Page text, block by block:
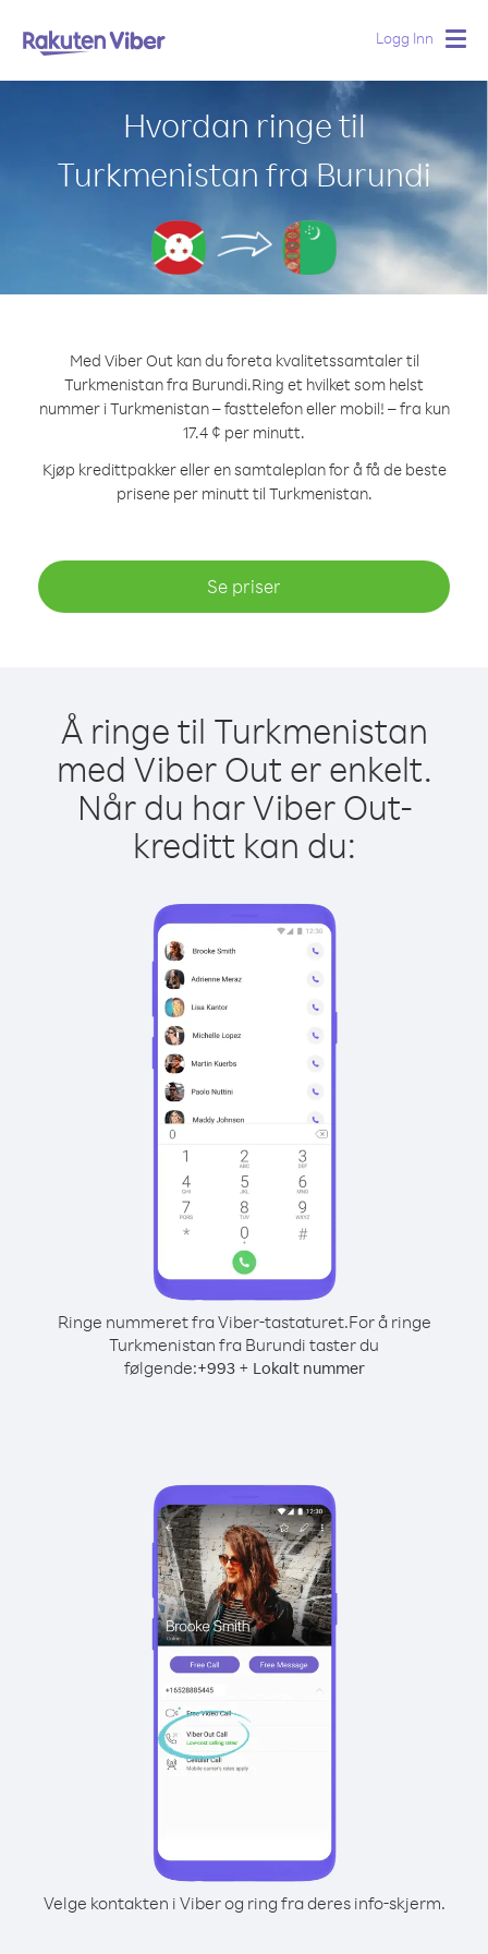
Logg Inn
Hvordan ringe til
Turkmenistan fra Burundi
Med Viber Out kan du foreta kvalitetssamtaler til
Turkmenistan fra Burundi.Ring et hvilket som helst
nummer i Turkmenistan – fasttelefon eller mobil! – fra kun
17.4 ¢ per minutt.
Kjøp kredittpakker eller en samtaleplan for å få de beste
prisene per minutt til Turkmenistan.
Se priser
Å ringe til Turkmenistan
med Viber Out er enkelt.
Når du har Viber Out-
kreditt kan du:
Ringe nummeret fra Viber-tastaturet.For å ringe
Turkmenistan fra Burundi taster du
følgende:+993+ Lokalt nummer
Velge kontakten i Viber og ring fra deres info-skjerm.